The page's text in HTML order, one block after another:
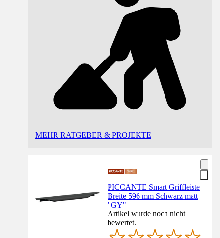
MEHR RATGEBER & PROJEKTE
PICCANTE Smart Griffleiste
Breite 596 mm Schwarz matt
"GY"
Artikel wurde noch nicht
bewertet.